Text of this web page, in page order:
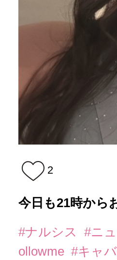
2
今日も21時から
#ナルシス #ニ
ollowme #キャ